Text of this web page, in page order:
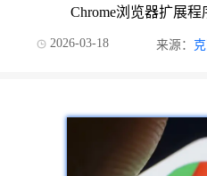
Chrome浏览器扩展
2026-03-18 来源：